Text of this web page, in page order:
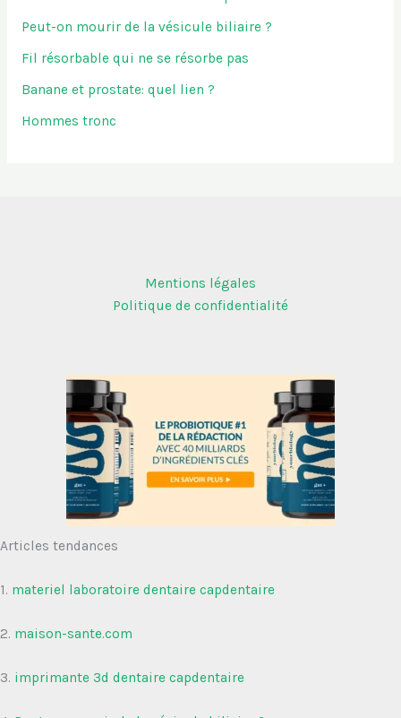
Peut-on mourir de la vésicule biliaire ?
Fil résorbable qui ne se résorbe pas
Banane et prostate: quel lien ?
Hommes tronc
Mentions légales
Politique de confidentialité
Articles tendances
1. materiel laboratoire dentaire capdentaire
2. maison-sante.com
3. imprimante 3d dentaire capdentaire